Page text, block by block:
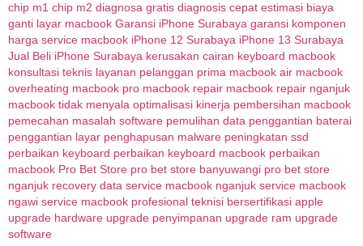
chip m1 chip m2 diagnosa gratis diagnosis cepat estimasi biaya
ganti layar macbook Garansi iPhone Surabaya garansi komponen
harga service macbook iPhone 12 Surabaya iPhone 13 Surabaya
Jual Beli iPhone Surabaya kerusakan cairan keyboard macbook
konsultasi teknis layanan pelanggan prima macbook air macbook
overheating macbook pro macbook repair macbook repair nganjuk
macbook tidak menyala optimalisasi kinerja pembersihan macbook
pemecahan masalah software pemulihan data penggantian baterai
penggantian layar penghapusan malware peningkatan ssd
perbaikan keyboard perbaikan keyboard macbook perbaikan
macbook Pro Bet Store pro bet store banyuwangi pro bet store
nganjuk recovery data service macbook nganjuk service macbook
ngawi service macbook profesional teknisi bersertifikasi apple
upgrade hardware upgrade penyimpanan upgrade ram upgrade
software